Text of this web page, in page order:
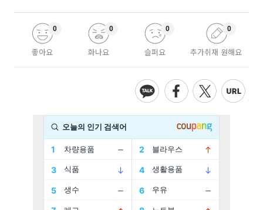
좋아요
0
화나요
0
슬퍼요
0
추가취재 원해요
0